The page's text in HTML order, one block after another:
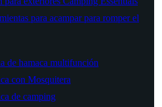
para acampar para romper el
de hamaca multifunción
con Mosquitera
de camping